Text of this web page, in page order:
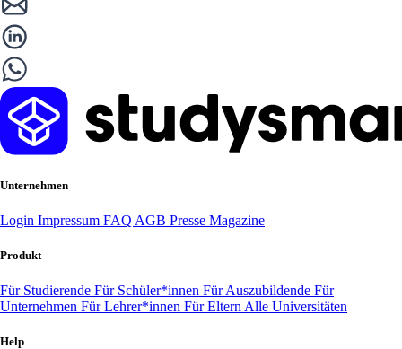
Unternehmen
Login Impressum FAQ AGB Presse Magazine
Produkt
Für Studierende Für Schüler*innen Für Auszubildende Für
Unternehmen Für Lehrer*innen Für Eltern Alle Universitäten
Help